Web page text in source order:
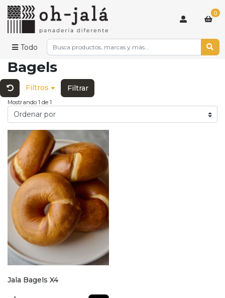
Todo
0
Bagels
Filtros Filtrar
Mostrando 1 de 1
Jala Bagels X4